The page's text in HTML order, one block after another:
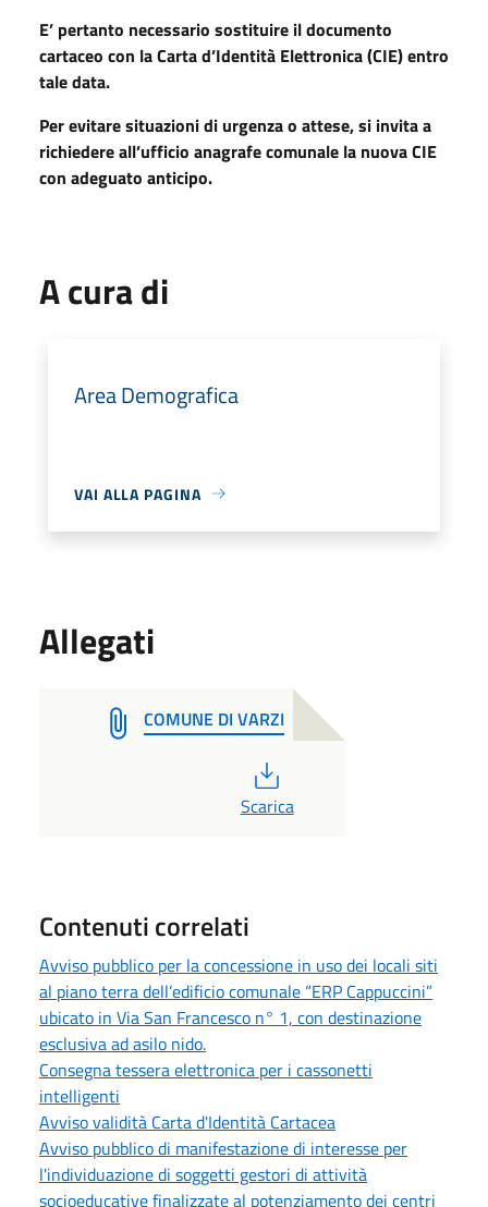
E’ pertanto necessario sostituire il documento
cartaceo con la Carta d’Identità Elettronica (CIE) entro
tale data.
Per evitare situazioni di urgenza o attese, si invita a
richiedere all’ufficio anagrafe comunale la nuova CIE
con adeguato anticipo.
A cura di
Area Demografica
VAI ALLA PAGINA
Allegati
COMUNE DI VARZI
Scarica
Contenuti correlati
Avviso pubblico per la concessione in uso dei locali siti
al piano terra dell’edificio comunale “ERP Cappuccini”
ubicato in Via San Francesco n° 1, con destinazione
esclusiva ad asilo nido.
Consegna tessera elettronica per i cassonetti
intelligenti
Avviso validità Carta d'Identità Cartacea
Avviso pubblico di manifestazione di interesse per
l'individuazione di soggetti gestori di attività
socioeducative finalizzate al potenziamento dei centri